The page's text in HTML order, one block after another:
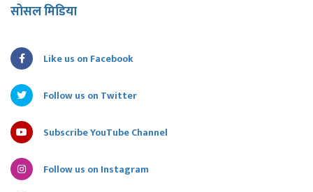
सोसल मिडिया
Like us on Facebook
Follow us on Twitter
Subscribe YouTube Channel
Follow us on Instagram